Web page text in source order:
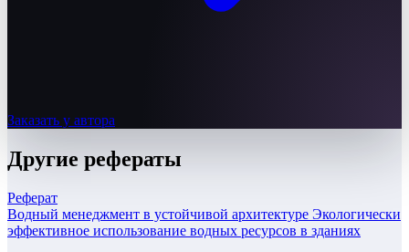
Заказать у автора
Другие рефераты
Реферат
Водный менеджмент в устойчивой архитектуре Экологически
эффективное использование водных ресурсов в зданиях